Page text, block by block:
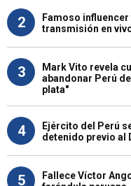
2
Famoso
transmisión en
3
Mark Vito revela
abandonar Perú
plata"
4
Ejército del Perú
detenido previo al
5
Fallece Víctor